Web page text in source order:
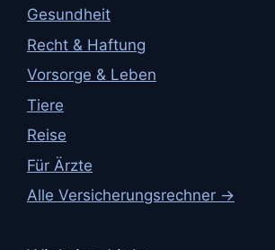
Gesundheit
Recht & Haftung
Vorsorge & Leben
Tiere
Reise
Für Ärzte
Alle Versicherungsrechner →